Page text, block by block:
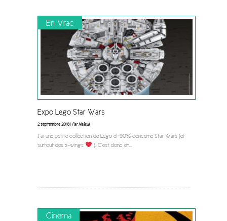
En Vrac
Expo Lego Star Wars
2 septembre 2018 |Par Nalexa
J’ai une petite collection de Lego et 90% concerne Star Wars (et
surtout des x-wings
). C’est donc en...
Cinéma